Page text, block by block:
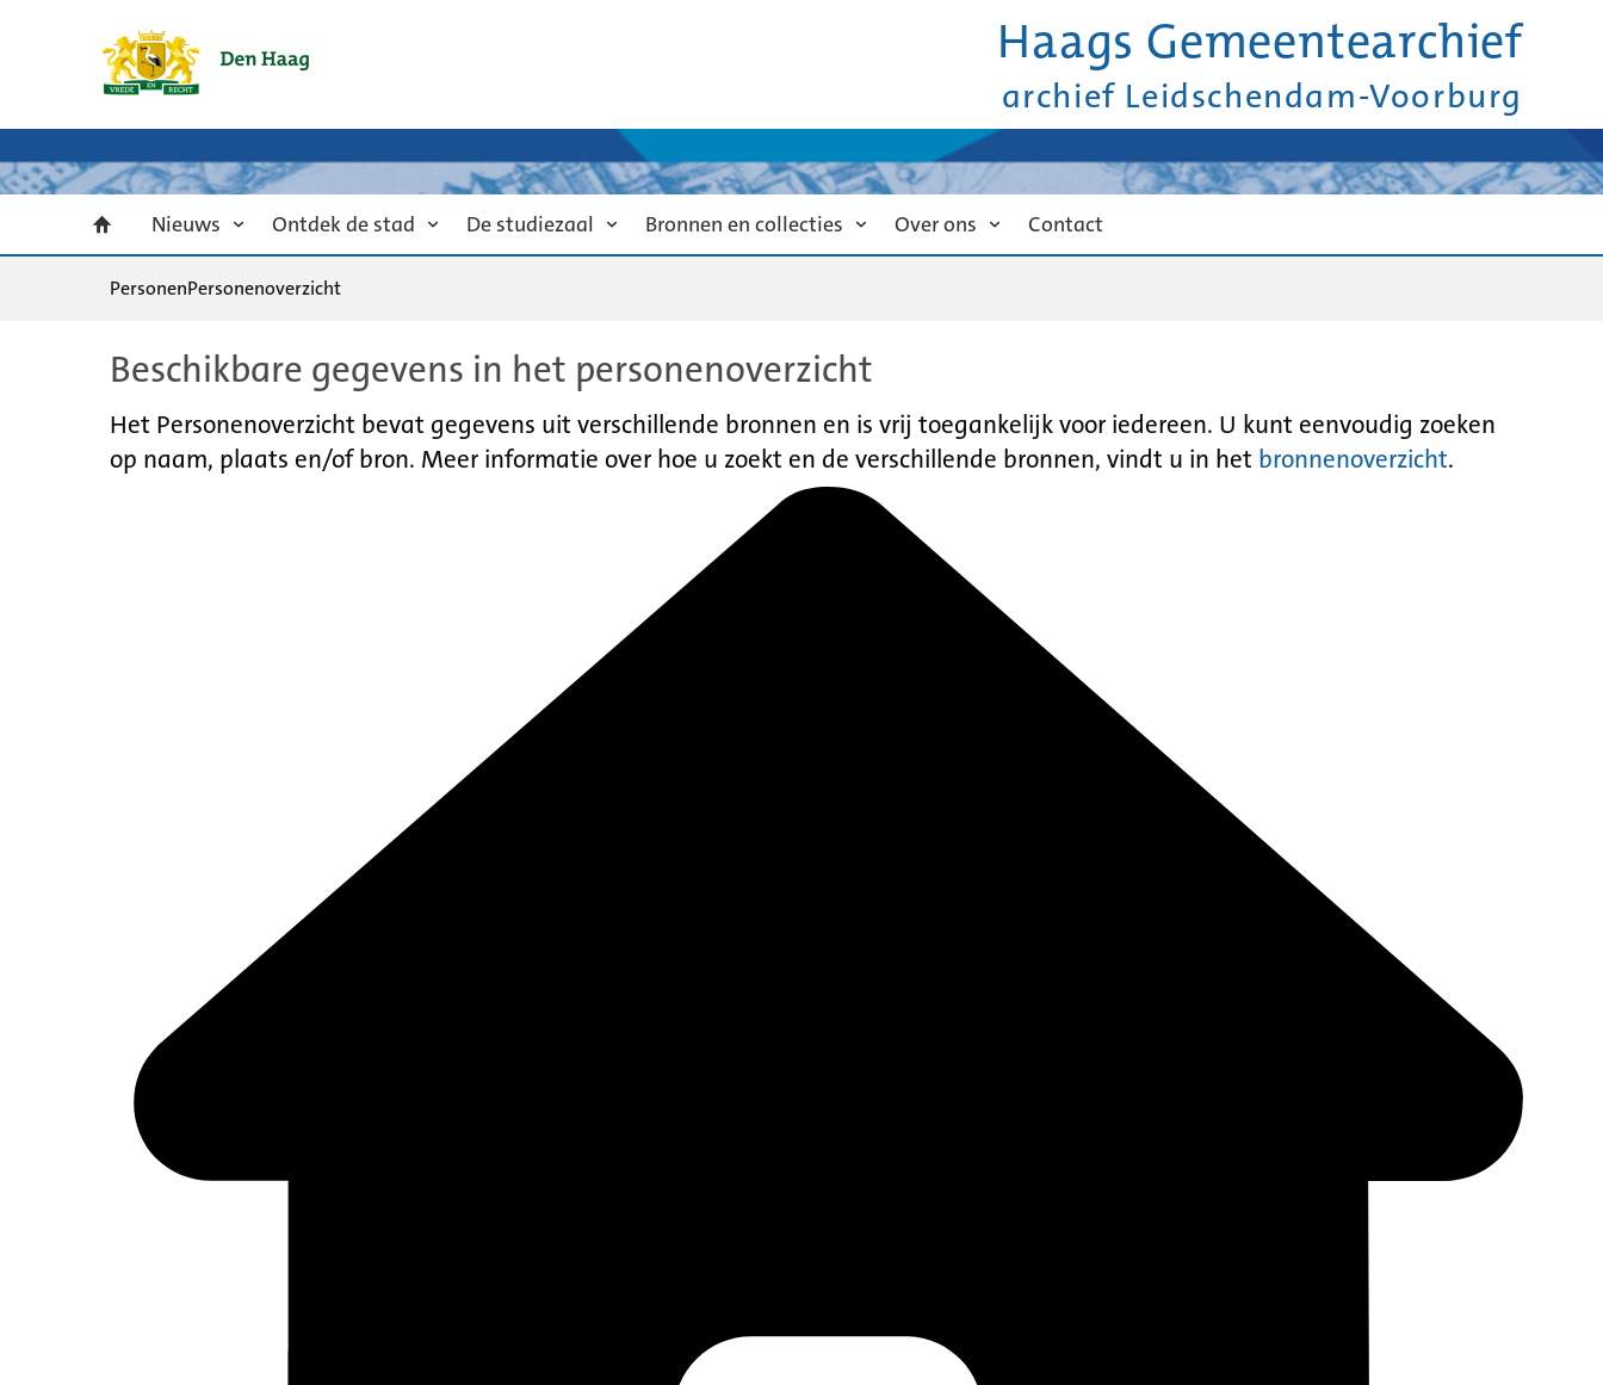
Haags Gemeentearchief
archief Leidschendam-Voorburg
Nieuws Ontdek de stad De studiezaal Bronnen en collecties Over ons Contact
PersonenPersonenoverzicht
Beschikbare gegevens in het personenoverzicht
Het Personenoverzicht bevat gegevens uit verschillende bronnen en is vrij toegankelijk voor iedereen. U kunt eenvoudig zoeken
op naam, plaats en/of bron. Meer informatie over hoe u zoekt en de verschillende bronnen, vindt u in het bronnenoverzicht.